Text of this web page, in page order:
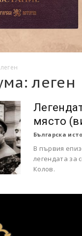
леген
леген
място
Българска
В първия
легендата за
Колов.